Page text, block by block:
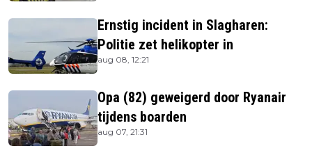
Ernstig incident in Slagharen:
Politie zet helikopter in
aug 08, 12:21
Opa (82) geweigerd door Ryanair
tijdens boarden
aug 07, 21:31